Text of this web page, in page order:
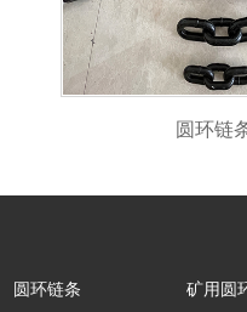
圆环链
圆环链条 矿用圆